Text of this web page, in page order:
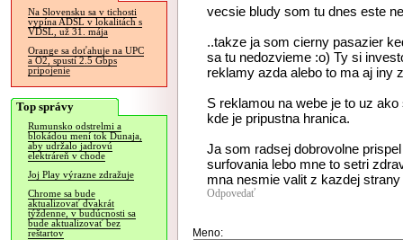
Na Slovensku sa v tichosti
vypína ADSL v lokalitách s
VDSL, už 31. mája
Orange sa doťahuje na UPC
a O2, spustí 2.5 Gbps
pripojenie
Top správy
Rumunsko odstrelmi a
blokádou mení tok Dunaja,
aby udržalo jadrovú
elektráreň v chode
Joj Play výrazne zdražuje
Chrome sa bude
aktualizovať dvakrát
týždenne, v budúcnosti sa
bude aktualizovať bez
reštartov
vecsie bludy som tu dnes este
..takze ja som cierny pasazier
sa tu nedozvieme :o) Ty si
reklamy azda alebo to ma aj iny
S reklamou na webe je to uz
kde je pripustna hranica.
Ja som radsej dobrovolne
surfovania lebo mne to setri
mna nesmie valit z kazdej
Odpovedať
Meno: